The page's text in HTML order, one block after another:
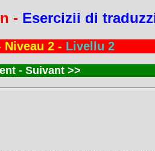
- Esercizii di
2 - Livellu 2
- Suivant >>